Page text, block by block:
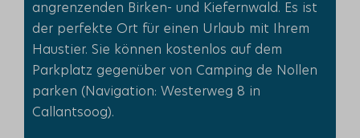
angrenzenden Birken- und Kiefernwald. Es ist
der perfekte Ort für einen Urlaub mit Ihrem
Haustier. Sie können kostenlos auf dem
Parkplatz gegenüber von Camping de Nollen
parken (Navigation: Westerweg 8 in
Callantsoog).